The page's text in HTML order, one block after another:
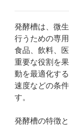
発酵槽は、微
行うための専
食品、飲料、
重要な役割を
動を最適化す
速度などの条
す。
発酵槽の特徴